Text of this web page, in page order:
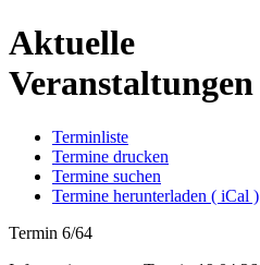
Aktuelle
Veranstaltungen
Terminliste
Termine drucken
Termine suchen
Termine herunterladen ( iCal )
Termin 6/64